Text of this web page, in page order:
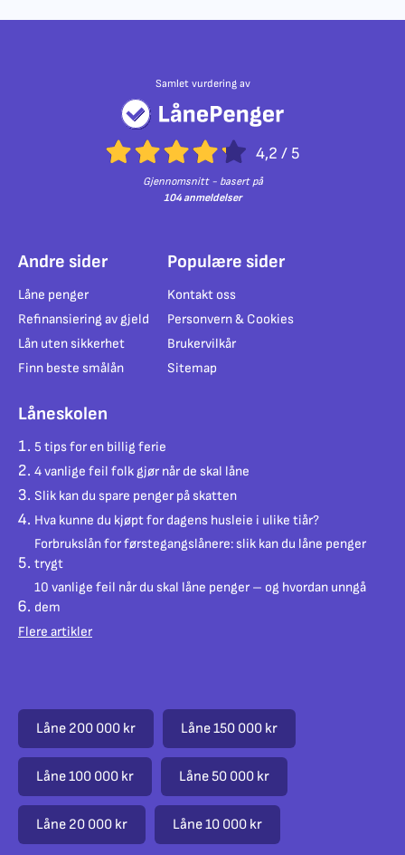
Samlet vurdering av
4,2 / 5
Gjennomsnitt - basert på
104 anmeldelser
Andre sider
Låne penger
Refinansiering av gjeld
Lån uten sikkerhet
Finn beste smålån
Populære sider
Kontakt oss
Personvern & Cookies
Brukervilkår
Sitemap
Låneskolen
5 tips for en billig ferie
4 vanlige feil folk gjør når de skal låne
Slik kan du spare penger på skatten
Hva kunne du kjøpt for dagens husleie i ulike tiår?
Forbrukslån for førstegangslånere: slik kan du låne penger
trygt
10 vanlige feil når du skal låne penger – og hvordan unngå
dem
Flere artikler
Låne 200 000 kr Låne 150 000 kr
Låne 100 000 kr Låne 50 000 kr
Låne 20 000 kr Låne 10 000 kr